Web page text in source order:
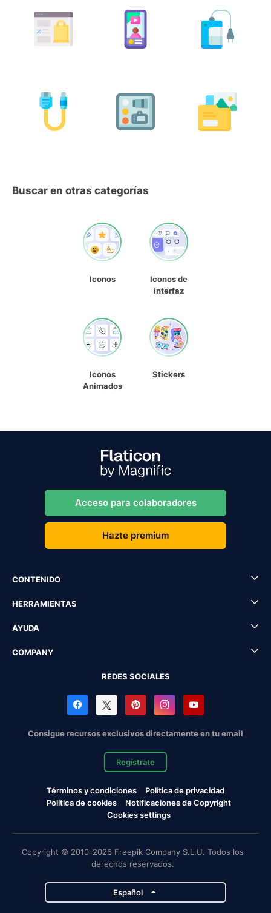
Buscar en otras categorías
Iconos
Iconos de
interfaz
Iconos
Animados
Stickers
Acceso para colaboradores
Hazte premium
CONTENIDO
HERRAMIENTAS
AYUDA
COMPANY
REDES SOCIALES
Consigue recursos exclusivos directamente en tu email
Regístrate
Términos y condiciones
Política de privacidad
Política de cookies
Notificaciones de Copyright
Cookies settings
Copyright © 2010-2026 Freepik Company S.L.U. Todos los
derechos reservados.
Español